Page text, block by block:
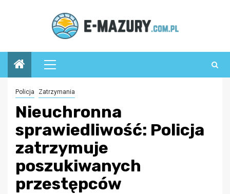
Menu
główne
Policja Zatrzymania
Nieuchronna
sprawiedliwość: Policja
zatrzymuje
poszukiwanych
przestępców